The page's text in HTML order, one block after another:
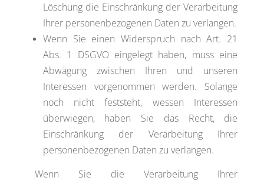
Löschung die Einschränkung der Verarbeitung
Ihrer personenbezogenen Daten zu verlangen.
Wenn Sie einen Widerspruch nach Art. 21
Abs. 1 DSGVO eingelegt haben, muss eine
Abwägung zwischen Ihren und unseren
Interessen vorgenommen werden. Solange
noch nicht feststeht, wessen Interessen
überwiegen, haben Sie das Recht, die
Einschränkung der Verarbeitung Ihrer
personenbezogenen Daten zu verlangen.
Wenn Sie die Verarbeitung Ihrer